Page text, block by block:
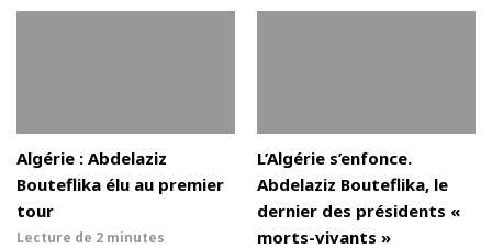
Algérie : Abdelaziz
Bouteflika élu au premier
tour
Lecture de 2 minutes
L’Algérie s’enfonce.
Abdelaziz Bouteflika, le
dernier des présidents «
morts-vivants »